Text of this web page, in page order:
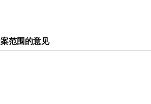
范围的意见